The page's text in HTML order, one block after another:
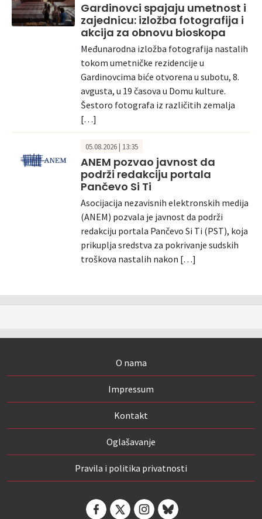
Gardinovci spajaju umetnost i
zajednicu: izložba fotografija i
akcija za obnovu bioskopa
Međunarodna izložba fotografija nastalih
tokom umetničke rezidencije u
Gardinovcima biće otvorena u subotu, 8.
avgusta, u 19 časova u Domu kulture.
Šestoro fotografa iz različitih zemalja
[…]
05.08.2026 | 13:35
ANEM pozvao javnost da
podrži redakciju portala
Pančevo Si Ti
Asocijacija nezavisnih elektronskih medija
(ANEM) pozvala je javnost da podrži
redakciju portala Pančevo Si Ti (PST), koja
prikuplja sredstva za pokrivanje sudskih
troškova nastalih nakon […]
O nama
Impressum
Kontakt
Oglašavanje
Pravila i politika privatnosti